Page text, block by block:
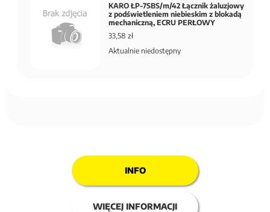
KARO ŁP-7SBS/m/42 Łącznik żaluzjowy
z podświetleniem niebieskim z blokadą
mechaniczną, ECRU PERŁOWY
33,58 zł
Aktualnie niedostępny
INFO
WIĘCEJ INFORMACJI